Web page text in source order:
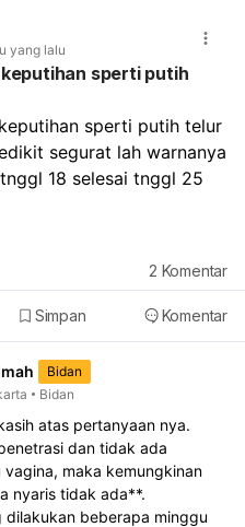
yang lalu
sperti putih
sperti putih telur
segurat lah warnanya
18 selesai tnggl 25
Simpan Komentar
2 Komentar
Bidan
Bidan
atas pertanyaan nya.
dan tidak ada
maka kemungkinan
nyaris tidak ada**.
beberapa minggu